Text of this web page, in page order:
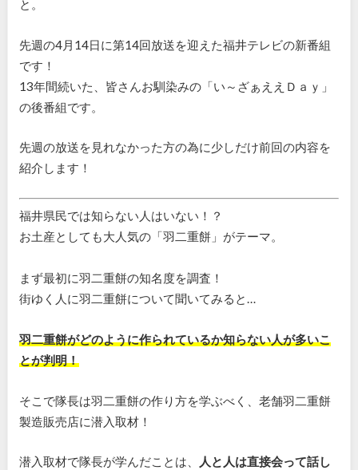
と。
先週の4月14日に第14回放送を迎えた福井テレビの新番組
です！
13年間続いた、皆さんお馴染みの「い～ざぁええＤａｙ」
の後番組です。
先週の放送を見れなかった方の為に少しだけ前回の内容を
紹介します！
福井県民では知らない人はいない！？
お土産としても大人気の「羽二重餅」がテーマ。
まず最初に羽二重餅の知名度を調査！
街ゆく人に羽二重餅について聞いてみると…
羽二重餅がどのように作られているか知らない人が多いこ
とが判明！
そこで隊長は羽二重餅の作り方を学ぶべく、老舗羽二重餅
製造販売店に潜入取材！
潜入取材で隊長が学んだことは、
人と人は直接会って話し